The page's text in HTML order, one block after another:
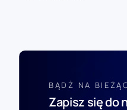
BĄDŹ NA
Zapisz się do